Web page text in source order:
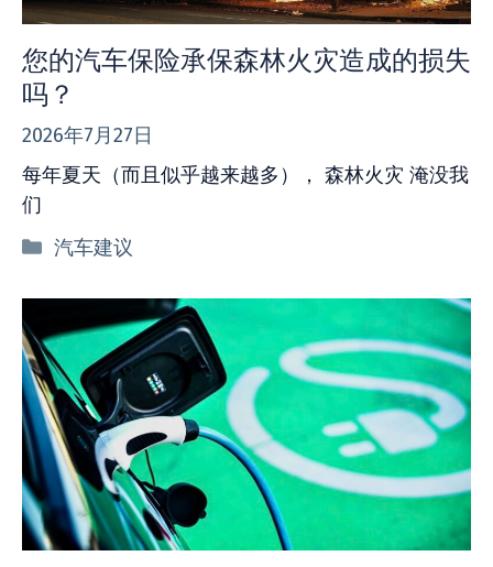
您的汽车保险承保森林火灾造成的损失
吗？
2026年7月27日
每年夏天（而且似乎越来越多）， 森林火灾 淹没我
们
分
汽车建议